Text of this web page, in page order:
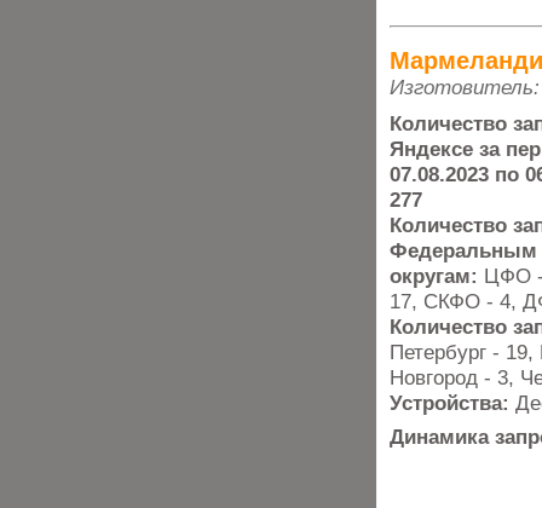
Количество
Яндексе за
07.08.2023 по
277
Количество
Федеральным
округам: ЦФО
17, СКФО - 4,
Количество
Петербург -
Новгород - 3,
Устройства:
Динамика